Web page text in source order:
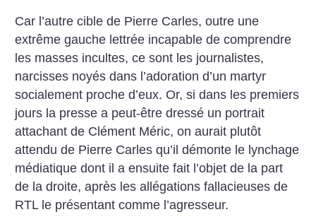
Car l’autre cible de Pierre Carles, outre une
extrême gauche lettrée incapable de comprendre
les masses incultes, ce sont les journalistes,
narcisses noyés dans l’adoration d’un martyr
socialement proche d’eux. Or, si dans les premiers
jours la presse a peut-être dressé un portrait
attachant de Clément Méric, on aurait plutôt
attendu de Pierre Carles qu’il démonte le lynchage
médiatique dont il a ensuite fait l’objet de la part
de la droite, après les allégations fallacieuses de
RTL le présentant comme l’agresseur.